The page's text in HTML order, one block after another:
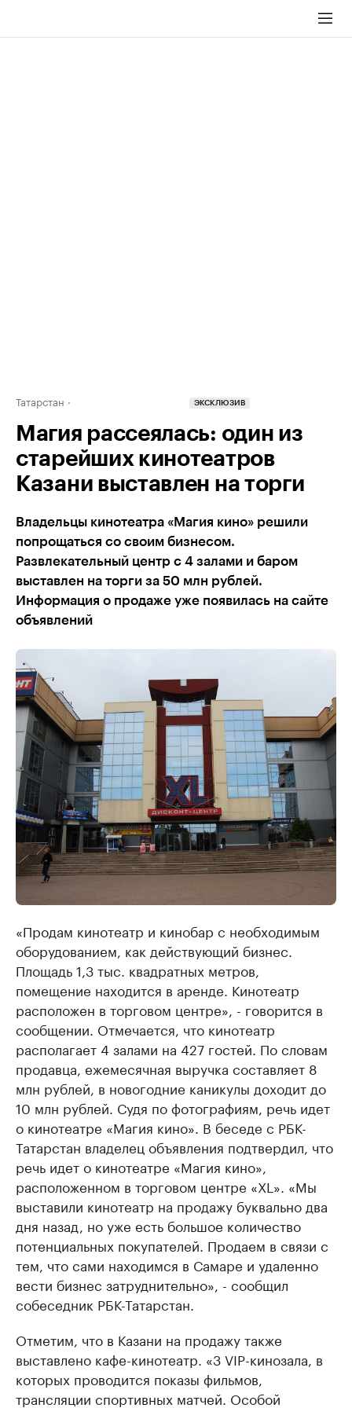
Татарстан ЭКСКЛЮЗИВ
Магия рассеялась: один из
старейших кинотеатров
Казани выставлен на торги
Владельцы кинотеатра «Магия кино» решили
попрощаться со своим бизнесом.
Развлекательный центр с 4 залами и баром
выставлен на торги за 50 млн рублей.
Информация о продаже уже появилась на сайте
объявлений
«Продам кинотеатр и кинобар с необходимым
оборудованием, как действующий бизнес.
Площадь 1,3 тыс. квадратных метров,
помещение находится в аренде. Кинотеатр
расположен в торговом центре», - говорится в
сообщении. Отмечается, что кинотеатр
располагает 4 залами на 427 гостей. По словам
продавца, ежемесячная выручка составляет 8
млн рублей, в новогодние каникулы доходит до
10 млн рублей. Судя по фотографиям, речь идет
о кинотеатре «Магия кино». В беседе с РБК-
Татарстан владелец объявления подтвердил, что
речь идет о кинотеатре «Магия кино»,
расположенном в торговом центре «XL». «Мы
выставили кинотеатр на продажу буквально два
дня назад, но уже есть большое количество
потенциальных покупателей. Продаем в связи с
тем, что сами находимся в Самаре и удаленно
вести бизнес затруднительно», - сообщил
собеседник РБК-Татарстан.
Отметим, что в Казани на продажу также
выставлено кафе-кинотеатр. «3 VIP-кинозала, в
которых проводится показы фильмов,
трансляции спортивных матчей. Особой